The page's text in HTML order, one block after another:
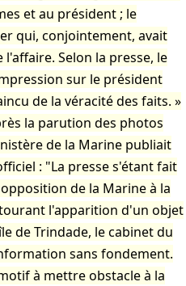
et au président ; le
qui, conjointement, avait
Selon la presse, le
sur le président
de la véracité des faits.
la parution des photos
de la Marine publiait
: "La presse s'étant fait
de la Marine à la
l'apparition d'un objet
de Trindade, le cabinet du
sans fondement.
à mettre obstacle à la